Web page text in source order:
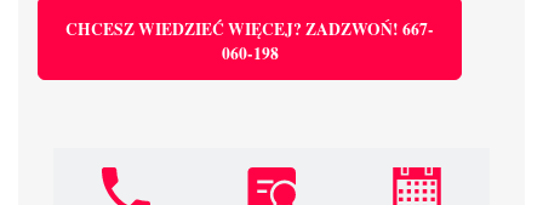
CHCESZ WIEDZIEĆ WIĘCEJ? ZADZWOŃ! 667-
060-198